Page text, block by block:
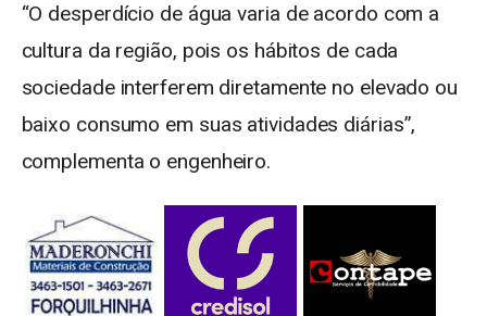
“O desperdício de água varia de acordo com a
cultura da região, pois os hábitos de cada
sociedade interferem diretamente no elevado ou
baixo consumo em suas atividades diárias”,
complementa o engenheiro.